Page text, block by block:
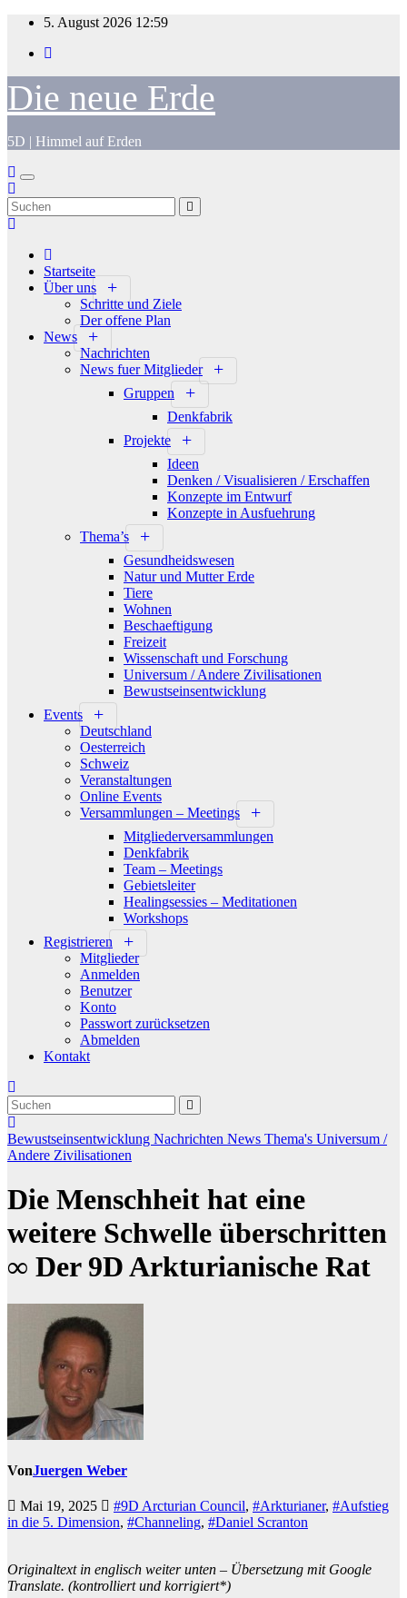
Zum
springen
5. August 2026 12:59
Die neue Erde
5D | Himmel auf Erden
Startseite
Über uns
Schritte und Ziele
Der offene Plan
News
Nachrichten
News fuer Mitglieder
Gruppen
Denkfabrik
Projekte
Ideen
Denken / Visualisieren / Erschaffen
Konzepte im Entwurf
Konzepte in Ausfuehrung
Thema’s
Gesundheidswesen
Natur und Mutter Erde
Tiere
Wohnen
Beschaeftigung
Freizeit
Wissenschaft und Forschung
Universum / Andere Zivilisationen
Bewustseinsentwicklung
Events
Deutschland
Oesterreich
Schweiz
Veranstaltungen
Online Events
Versammlungen – Meetings
Mitgliederversammlungen
Denkfabrik
Team – Meetings
Gebietsleiter
Healingsessies – Meditationen
Workshops
Registrieren
Mitglieder
Anmelden
Benutzer
Konto
Passwort zurücksetzen
Abmelden
Kontakt
Bewustseinsentwicklung Nachrichten News Thema's Universum /
Andere Zivilisationen
Die Menschheit hat eine
weitere Schwelle überschritten
∞ Der 9D Arkturianische Rat
VonJuergen Weber
Mai 19, 2025 #9D Arcturian Council, #Arkturianer, #Aufstieg
in die 5. Dimension, #Channeling, #Daniel Scranton
Originaltext in englisch weiter unten – Übersetzung mit Google
Translate. (kontrolliert und korrigiert*)